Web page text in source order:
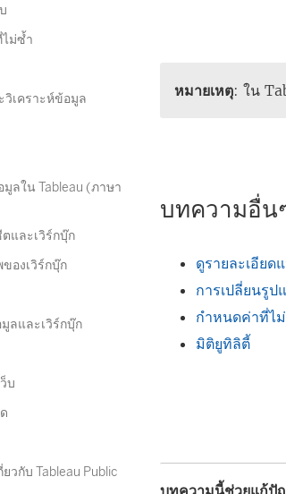
ม่ซ้ำ
เคราะห์ข้อมูล
มูลใน Tableau (ภาษา
และเวิร์กบุ๊ก
องเวิร์กบุ๊ก
ลและเวิร์กบุ๊ก
บ
วกับ Tableau Public
หมายเหตุ: ใน
บทความอื่น
ดูรายละเอีย
การเปลี่ยนรู
กำหนดค่าที่ไ
มิติยูทิลิตี้